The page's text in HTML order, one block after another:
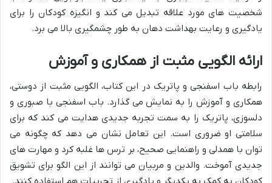
شخصیت های مورد علاقه تبدیل می کند و انگیزه کودکان را برای
یادگیری و رعایت بهداشت دهان به طور چشمگیری بالا می برد.
ارائه الگویی مثبت از همکاری و آموزش
رابطه باب اسفنجی و پاتریک در این کتاب، الگویی مثبت از دوستی،
همکاری و آموزش را به نمایش می گذارد. باب اسفنجی با صبوری و
دلسوزی، پاتریک را به سمت تجربه جدیدی هدایت می کند که برای
سلامتی او ضروری است. این تعامل نشان می دهد که چگونه می
توان با همدلی و راهنمایی صحیح، بر ترس ها غلبه کرد و مهارت های
جدیدی آموخت. والدین و مربیان می توانند از این الگو برای تشویق